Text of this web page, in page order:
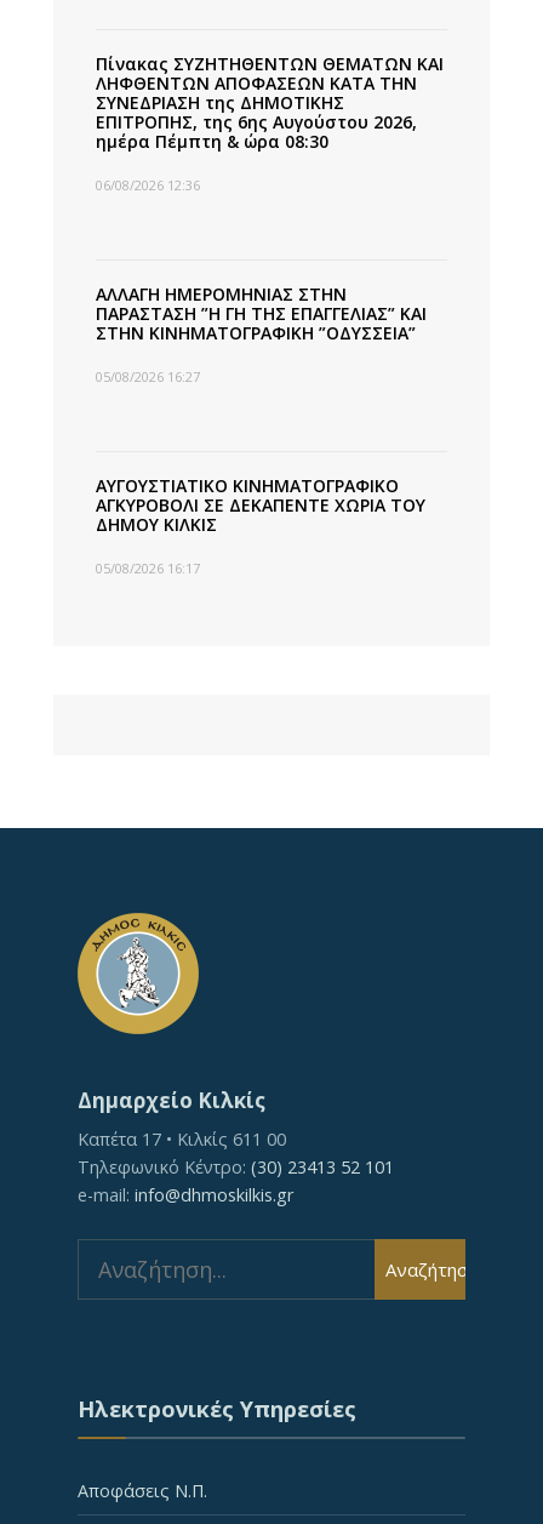
Πίνακας ΣΥΖΗΤΗΘΕΝΤΩΝ ΘΕΜΑΤΩΝ ΚΑΙ
ΛΗΦΘΕΝΤΩΝ ΑΠΟΦΑΣΕΩΝ ΚΑΤΑ ΤΗΝ
ΣΥΝΕΔΡΙΑΣΗ της ΔΗΜΟΤΙΚΗΣ
ΕΠΙΤΡΟΠΗΣ, της 6ης Αυγούστου 2026,
ημέρα Πέμπτη & ώρα 08:30
06/08/2026 12:36
ΑΛΛΑΓΗ ΗΜΕΡΟΜΗΝΙΑΣ ΣΤΗΝ
ΠΑΡΑΣΤΑΣΗ ”Η ΓΗ ΤΗΣ ΕΠΑΓΓΕΛΙΑΣ” ΚΑΙ
ΣΤΗΝ ΚΙΝΗΜΑΤΟΓΡΑΦΙΚΗ ”ΟΔΥΣΣΕΙΑ”
05/08/2026 16:27
ΑΥΓΟΥΣΤΙΑΤΙΚΟ ΚΙΝΗΜΑΤΟΓΡΑΦΙΚΟ
ΑΓΚΥΡΟΒΟΛΙ ΣΕ ΔΕΚΑΠΕΝΤΕ ΧΩΡΙΑ ΤΟΥ
ΔΗΜΟΥ ΚΙΛΚΙΣ
05/08/2026 16:17
Δημαρχείο Κιλκίς
Καπέτα 17 • Κιλκίς 611 00
Τηλεφωνικό Κέντρο: (30) 23413 52 101
e-mail: info@dhmoskilkis.gr
for:
Αναζήτηση
Ηλεκτρονικές Υπηρεσίες
Αποφάσεις Ν.Π.